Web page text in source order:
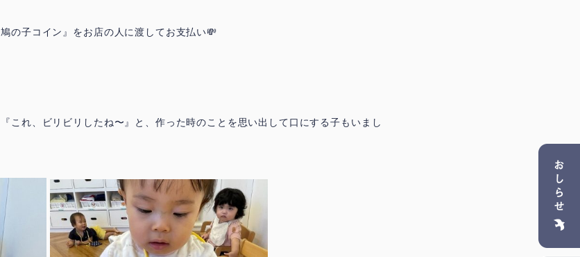
の子コイン』をお店の人に渡してお支払い💸
これ、ビリビリしたね〜』と、作った時のことを思い出して口にする子もいまし